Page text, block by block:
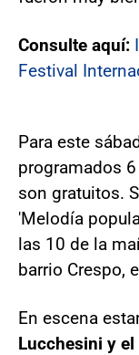
Consulte aquí:
Festival
Para este
programados
son gratuitos.
'Melodía
las 10 de la
barrio Crespo,
En escena
Lucchesini y